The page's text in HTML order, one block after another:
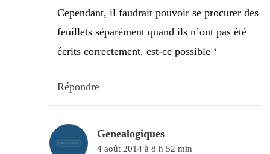
Cependant, il faudrait pouvoir se procurer des
feuillets séparément quand ils n’ont pas été
écrits correctement. est-ce possible ‘
Répondre
Genealogiques
4 août 2014 à 8 h 52 min